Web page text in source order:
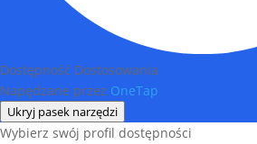
Dostępność Dostosowania
Napędzane przez OneTap
Ukryj pasek narzędzi
Wybierz swój profil dostępności